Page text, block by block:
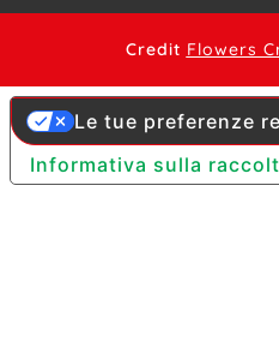
Credit Flowers
Informativa sulla
Le tue preferenze